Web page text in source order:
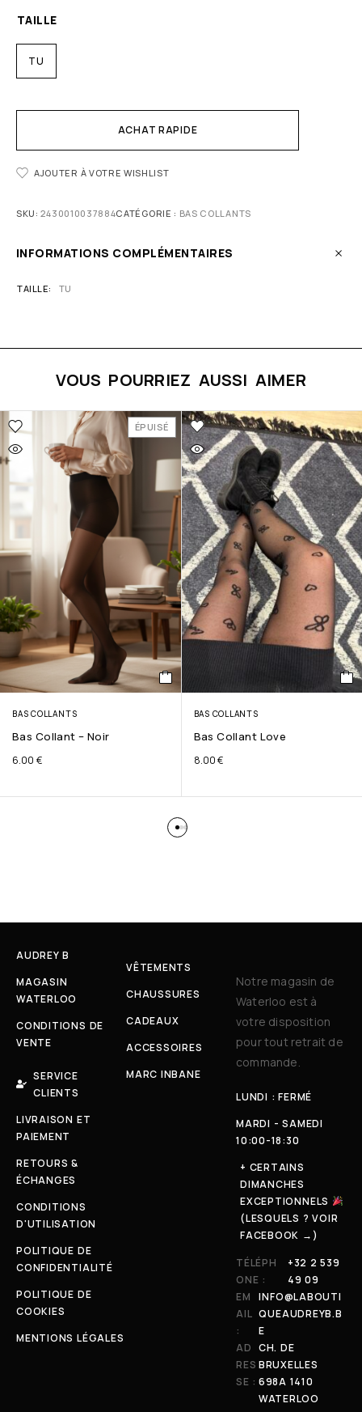
TAILLE
TU
ACHAT RAPIDE
AJOUTER À VOTRE WISHLIST
SKU:2430010037884CATÉGORIE : BAS COLLANTS
INFORMATIONS COMPLÉMENTAIRES
TAILLE TU
VOUS POURRIEZ AUSSI AIMER
ÉPUISÉ
BAS COLLANTS
Bas Collant – Noir
6.00 €
BAS COLLANTS
Bas Collant Love
8.00€
AUDREY B
MAGASIN
WATERLOO
CONDITIONS DE
VENTE
SERVICE
CLIENTS
LIVRAISON ET
PAIEMENT
RETOURS &
ÉCHANGES
CONDITIONS
D'UTILISATION
POLITIQUE DE
CONFIDENTIALITÉ
POLITIQUE DE
COOKIES
MENTIONS LÉGALES
VÊTEMENTS
CHAUSSURES
CADEAUX
ACCESSOIRES
MARC INBANE
Notre magasin de
Waterloo est à
votre disposition
pour tout retrait de
commande.
LUNDI : FERMÉ
MARDI - SAMEDI
10:00-18:30
+ CERTAINS
DIMANCHES
EXCEPTIONNELS
(LESQUELS ? VOIR
FACEBOOK →)
TÉLÉPH
ONE :
+32 2 539
49 09
EM
AIL
:
INFO@LABOUTI
QUEAUDREYB.B
E
AD
RES
SE :
CH. DE
BRUXELLES
698A 1410
WATERLOO